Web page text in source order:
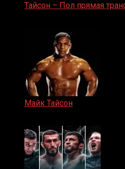
Тайсон – Пол прямая
Майк Тайсон